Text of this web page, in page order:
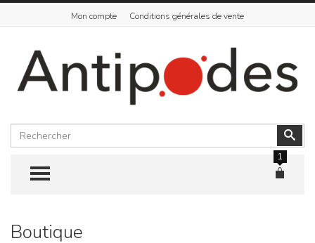
Mon compte Conditions générales de vente
Rechercher
TOGGLE MENU
1
SkipBoutique